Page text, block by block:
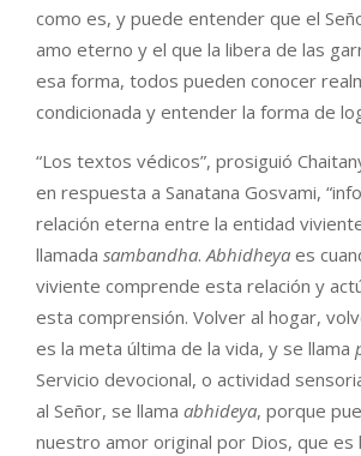
como es, y puede entender que el
amo eterno y el que la libera de las
esa forma, todos pueden conocer
condicionada y entender la forma de
“Los textos védicos”, prosiguió
en respuesta a Sanatana Gosvami,
relación eterna entre la entidad
llamada sambandha. Abhidheya es
viviente comprende esta relación y
esta comprensión. Volver al hogar,
es la meta última de la vida, y se llama
Servicio devocional, o actividad
al Señor, se llama abhideya, porque
nuestro amor original por Dios, que es